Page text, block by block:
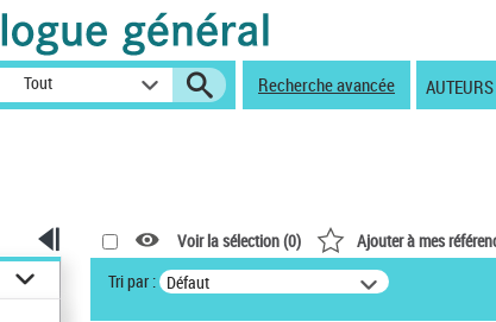
Tout Recherche avancée
Voir la sélection (0) Ajouter à mes
Tri par : Défaut